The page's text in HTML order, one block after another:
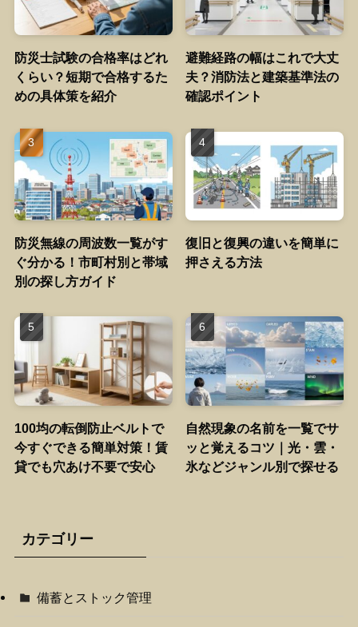
防災士試験の合格率はどれ
くらい？短期で合格するた
めの具体策を紹介
避難経路の幅はこれで大丈
夫？消防法と建築基準法の
確認ポイント
防災無線の周波数一覧がす
ぐ分かる！市町村別と帯域
別の探し方ガイド
復旧と復興の違いを簡単に
押さえる方法
100均の転倒防止ベルトで
今すぐできる簡単対策！賃
貸でも穴あけ不要で安心
自然現象の名前を一覧でサ
ッと覚えるコツ｜光・雲・
氷などジャンル別で探せる
カテゴリー
備蓄とストック管理